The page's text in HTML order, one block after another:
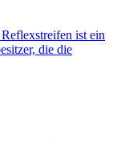
ist ein
die die